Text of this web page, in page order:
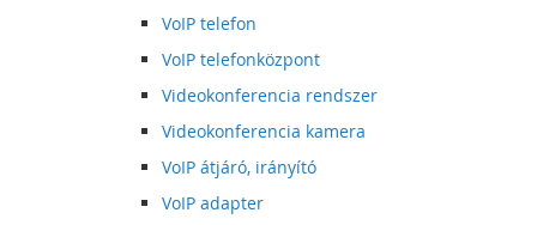
VoIP telefon
VoIP telefonközpont
Videokonferencia rendszer
Videokonferencia kamera
VoIP átjáró, irányító
VoIP adapter